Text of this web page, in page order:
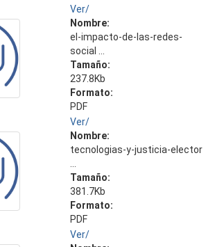
Ver/
Nombre:
el-impacto-de-las-redes-
social ...
Tamaño:
237.8Kb
Formato:
PDF
Ver/
Nombre:
tecnologias-y-justicia-elector
Tamaño:
381.7Kb
Formato:
PDF
Ver/